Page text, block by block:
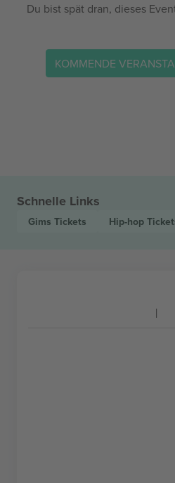
Du bist spät dran, dieses
KOMMENDE
Schnelle Links
Gims Tickets Hip-hop